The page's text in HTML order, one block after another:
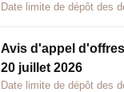
Date limite de dépôt des
Avis d'appel
20 juillet 2026
Date limite de dépôt des